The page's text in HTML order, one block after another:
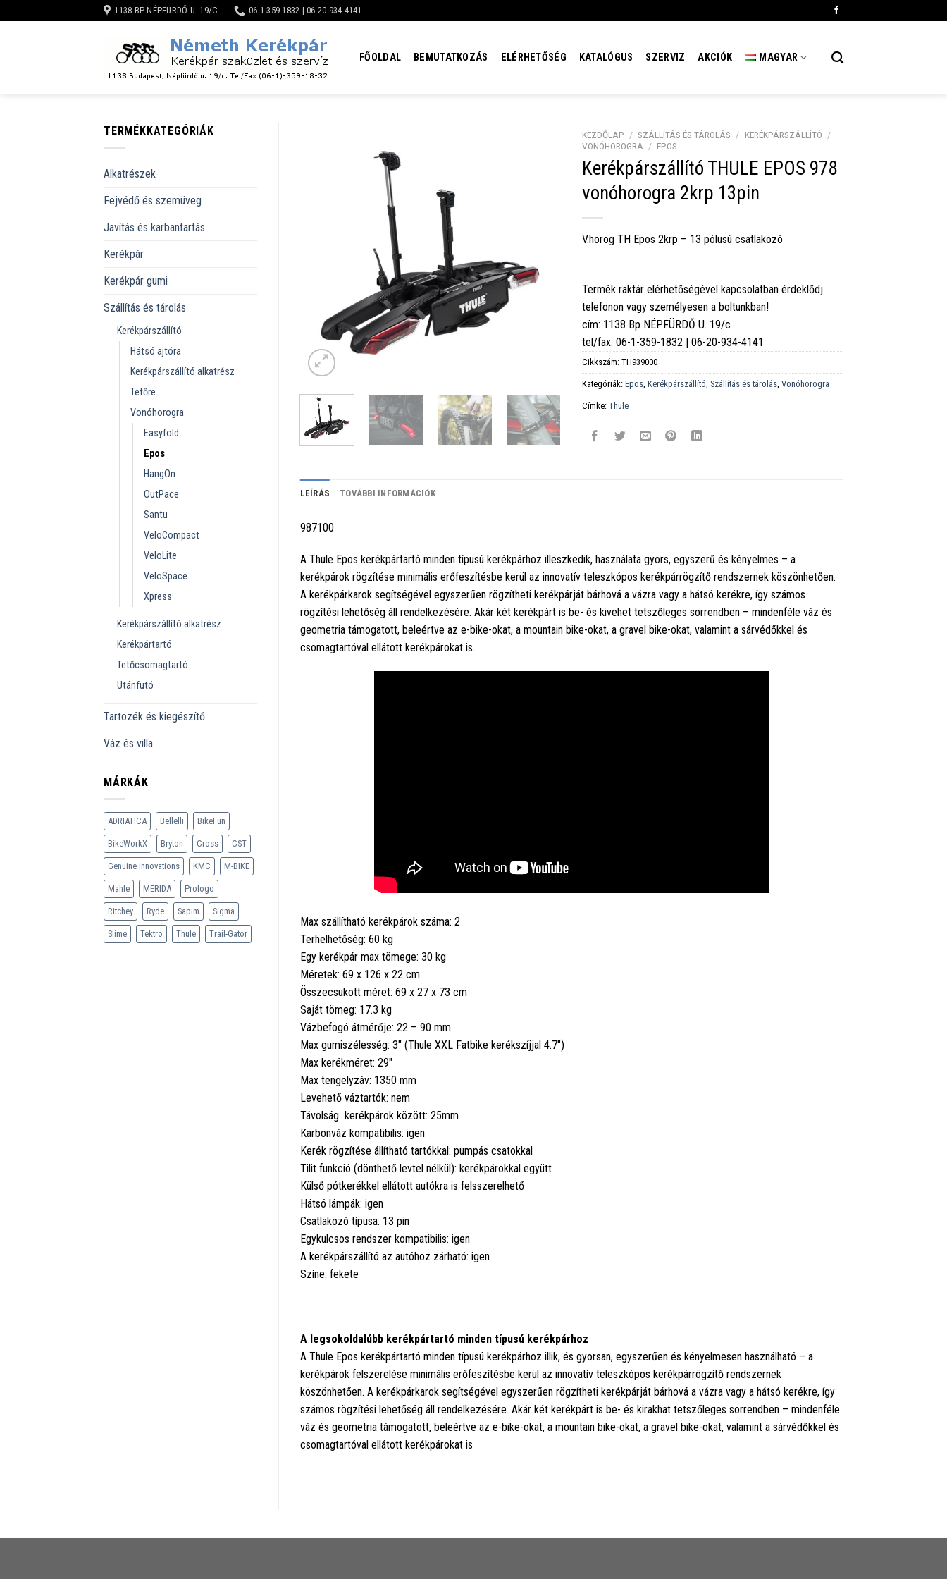
to
1138 BP NÉPFÜRDŐ U. 19/C 06-1-359-1832 | 06-20-934-4141
FŐOLDAL BEMUTATKOZÁS ELÉRHETŐSÉG KATALÓGUS SZERVIZ AKCIÓK MAGYAR
TERMÉKKATEGÓRIÁK
Alkatrészek
Fejvédő és szemüveg
Javítás és karbantartás
Kerékpár
Kerékpár gumi
Szállítás és tárolás
Kerékpárszállító
Hátsó ajtóra
Kerékpárszállító alkatrész
Tetőre
Vonóhorogra
Easyfold
Epos
HangOn
OutPace
Santu
VeloCompact
VeloLite
VeloSpace
Xpress
Kerékpárszállító alkatrész
Kerékpártartó
Tetőcsomagtartó
Utánfutó
Tartozék és kiegészítő
Váz és villa
MÁRKÁK
ADRIATICA Bellelli BikeFun
BikeWorkX Bryton Cross CST
Genuine Innovations KMC M-BIKE
Mahle MERIDA Prologo
Ritchey Ryde Sapim Sigma
Slime Tektro Thule Trail-Gator
KEZDŐLAP / SZÁLLÍTÁS ÉS TÁROLÁS / KERÉKPÁRSZÁLLÍTÓ /
VONÓHOROGRA / EPOS
Kerékpárszállító THULE EPOS 978
vonóhorogra 2krp 13pin
V.horog TH Epos 2krp – 13 pólusú csatlakozó
Termék raktár elérhetőségével kapcsolatban érdeklődj
telefonon vagy személyesen a boltunkban!
cím: 1138 Bp NÉPFÜRDŐ U. 19/c
tel/fax: 06-1-359-1832 | 06-20-934-4141
Cikkszám:TH939000
Kategóriák:Epos ,Kerékpárszállító Szállítás és tárolás ,Vonóhorogra
Címke:Thule
LEÍRÁS TOVÁBBI INFORMÁCIÓK
987100
A Thule Epos kerékpártartó minden típusú kerékpárhoz illeszkedik, használata gyors, egyszerű és kényelmes – a
kerékpárok rögzítése minimális erőfeszítésbe kerül az innovatív teleszkópos kerékpárrögzítő rendszernek köszönhetően.
A kerékpárkarok segítségével egyszerűen rögzítheti kerékpárját bárhová a vázra vagy a hátsó kerékre, így számos
rögzítési lehetőség áll rendelkezésére. Akár két kerékpárt is be- és kivehet tetszőleges sorrendben – mindenféle váz és
geometria támogatott, beleértve az e-bike-okat, a mountain bike-okat, a gravel bike-okat, valamint a sárvédőkkel és
csomagtartóval ellátott kerékpárokat is.
Max szállítható kerékpárok száma: 2
Terhelhetőség: 60 kg
Egy kerékpár max tömege: 30 kg
Méretek: 69 x 126 x 22 cm
Összecsukott méret: 69 x 27 x 73 cm
Saját tömeg: 17.3 kg
Vázbefogó átmérője: 22 – 90 mm
Max gumiszélesség: 3" (Thule XXL Fatbike kerékszíjjal 4.7")
Max kerékméret: 29"
Max tengelyzáv: 1350 mm
Levehető váztartók: nem
Távolság kerékpárok között: 25mm
Karbonváz kompatibilis: igen
Kerék rögzítése állítható tartókkal: pumpás csatokkal
Tilit funkció (dönthető levtel nélkül): kerékpárokkal együtt
Külső pótkerékkel ellátott autókra is felsszerelhető
Hátsó lámpák: igen
Csatlakozó típusa: 13 pin
Egykulcsos rendszer kompatibilis: igen
A kerékpárszállító az autóhoz zárható: igen
Színe: fekete
A legsokoldalúbb kerékpártartó minden típusú kerékpárhoz
A Thule Epos kerékpártartó minden típusú kerékpárhoz illik, és gyorsan, egyszerűen és kényelmesen használható – a
kerékpárok felszerelése minimális erőfeszítésbe kerül az innovatív teleszkópos kerékpárrögzítő rendszernek
köszönhetően. A kerékpárkarok segítségével egyszerűen rögzítheti kerékpárját bárhová a vázra vagy a hátsó kerékre, így
számos rögzítési lehetőség áll rendelkezésére. Akár két kerékpárt is be- és kirakhat tetszőleges sorrendben – mindenféle
váz és geometria támogatott, beleértve az e-bike-okat, a mountain bike-okat, a gravel bike-okat, valamint a sárvédőkkel és
csomagtartóval ellátott kerékpárokat is